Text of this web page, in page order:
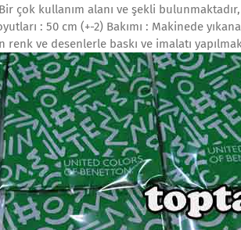
çok kullanım alanı ve şekli
: 50 cm (+-2) Bakımı : Makinede
ve desenlerle baskı ve imalatı